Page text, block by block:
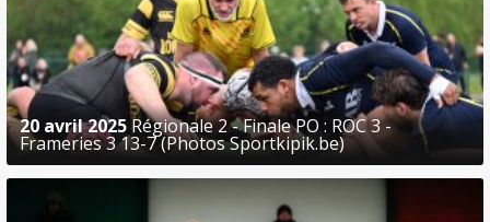
20 avril 2025Régionale 2 - Finale PO : ROC 3 -
Frameries 3 13-7 (Photos Sportkipik.be)